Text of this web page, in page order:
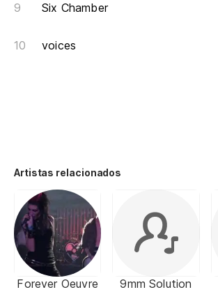
Six Chamber
voices
Artistas relacionados
Forever Oeuvre 9mm Solution